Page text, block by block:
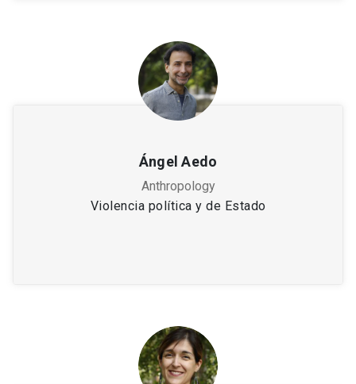
Ángel Aedo
Anthropology
Violencia política y de Estado